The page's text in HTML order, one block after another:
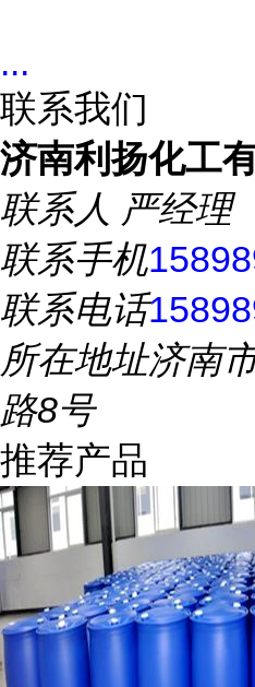
...
联系我们
济南利扬化工
联系人 严经理
联系手机
联系电话
所在地址济南
路8号
推荐产品